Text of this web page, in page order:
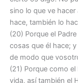
sino lo que ve
hace, también lo
(20) Porque el
cosas que él hace;
de modo que
(21) Porque como
vida, así también el